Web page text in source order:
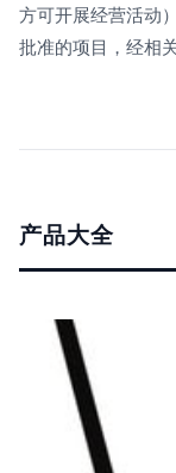
方可开展经营活
批准的项目，经相
产品大全